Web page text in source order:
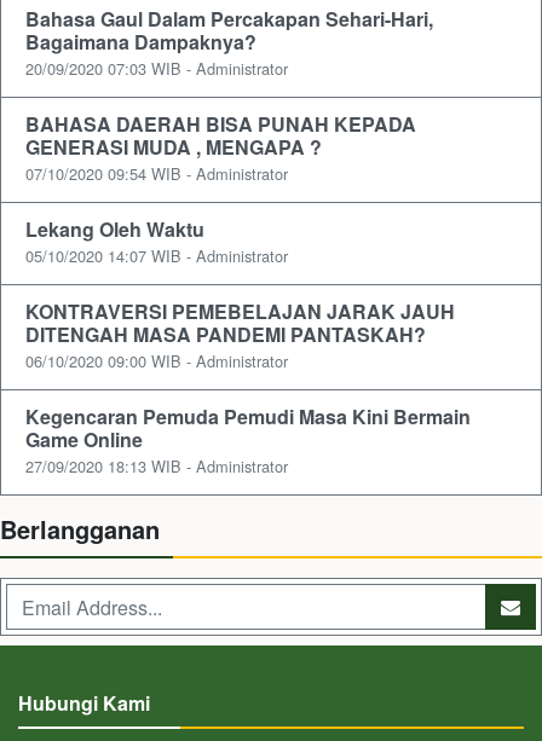
Bahasa Gaul Dalam Percakapan Sehari-Hari,
Bagaimana Dampaknya?
20/09/2020 07:03 WIB - Administrator
BAHASA DAERAH BISA PUNAH KEPADA
GENERASI MUDA , MENGAPA ?
07/10/2020 09:54 WIB - Administrator
Lekang Oleh Waktu
05/10/2020 14:07 WIB - Administrator
KONTRAVERSI PEMEBELAJAN JARAK JAUH
DITENGAH MASA PANDEMI PANTASKAH?
06/10/2020 09:00 WIB - Administrator
Kegencaran Pemuda Pemudi Masa Kini Bermain
Game Online
27/09/2020 18:13 WIB - Administrator
Berlangganan
Hubungi Kami